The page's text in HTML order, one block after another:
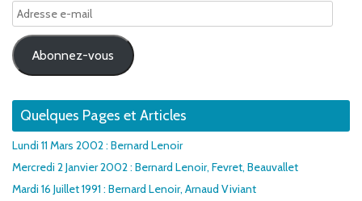
Adresse
e-
mail
Abonnez-vous
Quelques Pages et Articles
Lundi 11 Mars 2002 : Bernard Lenoir
Mercredi 2 Janvier 2002 : Bernard Lenoir, Fevret, Beauvallet
Mardi 16 Juillet 1991 : Bernard Lenoir, Arnaud Viviant